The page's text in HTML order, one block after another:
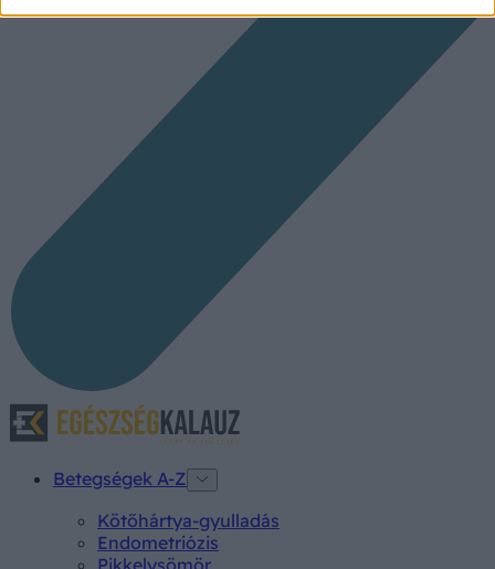
Betegségek A-Z
Kötőhártya-gyulladás
Endometriózis
Pikkelysömör